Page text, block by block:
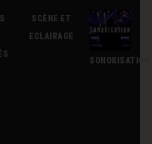
SCÈNE ET
ECLAIRAGE
SONORISATION